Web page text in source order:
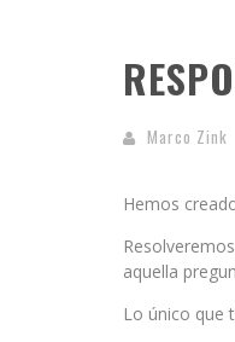
Marco Zink
Hemos
aquella
Lo único que